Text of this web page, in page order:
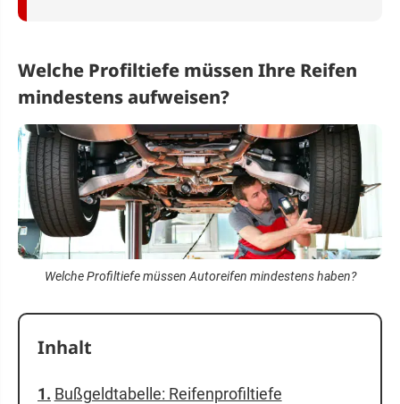
Welche Profiltiefe müssen Ihre Reifen
mindestens aufweisen?
Welche Profiltiefe müssen Autoreifen mindestens haben?
Inhalt
Bußgeldtabelle: Reifenprofiltiefe